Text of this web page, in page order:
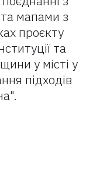
мапами з
проєкту
та
у місті у
підходів